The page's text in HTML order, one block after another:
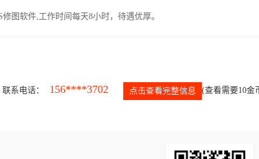
图软件,工作时间每天8小时，待遇优厚。
联系电话： 156****3702 点击查看完整信息 (查看需要10金